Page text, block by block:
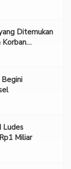
Ditemukan
Korban
Ludes
Miliar